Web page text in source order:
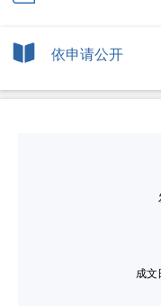
依申请公开
成文